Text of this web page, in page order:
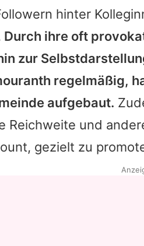
hinter
Durch ihre oft
zur
regelmäßig,
aufgebaut.
Reichweite und
gezielt zu